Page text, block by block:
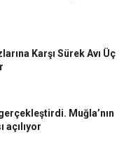
Karşı Sürek Avı Üç
Muğla’nın
açılıyor